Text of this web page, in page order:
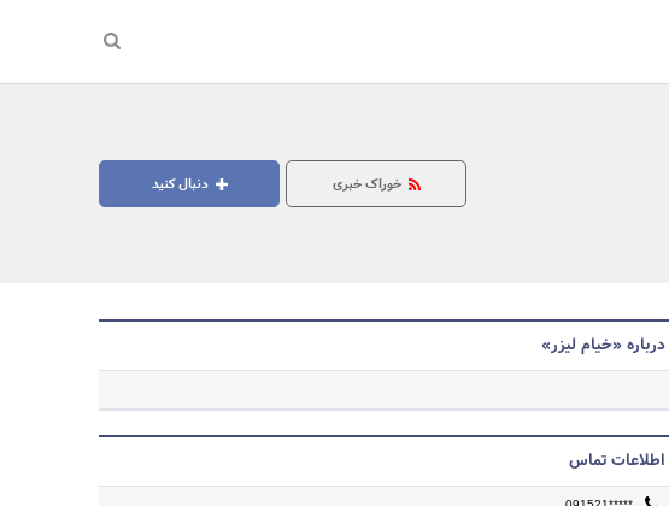
دنبال کنید خوراک خبری
درباره «خیام لیزر»
اطلاعات تماس